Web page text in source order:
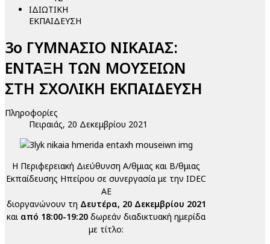
ΙΔΙΩΤΙΚΗ
ΕΚΠΑΙΔΕΥΣΗ
3ο ΓΥΜΝΑΣΙΟ ΝΙΚΑΙΑΣ:
ΕΝΤΑΞΗ ΤΩΝ ΜΟΥΣΕΙΩΝ
ΣΤΗ ΣΧΟΛΙΚΗ ΕΚΠΑΙΔΕΥΣΗ
Πληροφορίες
Πειραιάς, 20 Δεκεμβρίου 2021
Η Περιφερειακή Διεύθυνση Α/θμιας και Β/θμιας
Εκπαίδευσης Ηπείρου σε συνεργασία με την IDEC
AE
διοργανώνουν τη Δευτέρα, 20 Δεκεμβρίου 2021
και από 18:00-19:20 δωρεάν διαδικτυακή ημερίδα
με τίτλο: